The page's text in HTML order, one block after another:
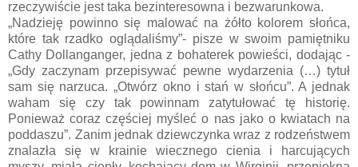
rzeczywiście jest taka bezinteresowna i bezwarunkowa.
„Nadzieję powinno się malować na żółto kolorem słońca,
które tak rzadko oglądaliśmy”- pisze w swoim pamiętniku
Cathy Dollanganger, jedna z bohaterek powieści, dodając -
„Gdy zaczynam przepisywać pewne wydarzenia (…) tytuł
sam się narzuca. „Otwórz okno i stań w słońcu”. A jednak
waham się czy tak powinnam zatytułować tę historię.
Ponieważ coraz częściej myśleć o nas jako o kwiatach na
poddaszu”. Zanim jednak dziewczynka wraz z rodzeństwem
znalazła się w krainie wiecznego cienia i harcujących